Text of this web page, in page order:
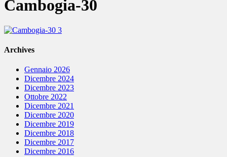
Cambogia-30
Archives
Gennaio 2026
Dicembre 2024
Dicembre 2023
Ottobre 2022
Dicembre 2021
Dicembre 2020
Dicembre 2019
Dicembre 2018
Dicembre 2017
Dicembre 2016